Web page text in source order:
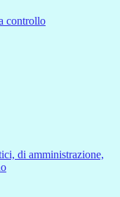
controllo
di amministrazione,